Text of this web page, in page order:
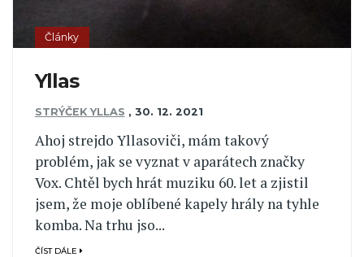
Články
Yllas
STRÝČEK YLLAS , 30. 12. 2021
Ahoj strejdo Yllasoviči, mám takový
problém, jak se vyznat v aparátech značky
Vox. Chtěl bych hrát muziku 60. let a zjistil
jsem, že moje oblíbené kapely hrály na tyhle
komba. Na trhu jso...
ČÍST DÁLE